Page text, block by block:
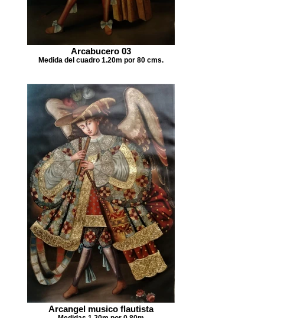
Arcabucero 03
Medida del cuadro 1.20m por 80 cms.
Arcangel musico flautista